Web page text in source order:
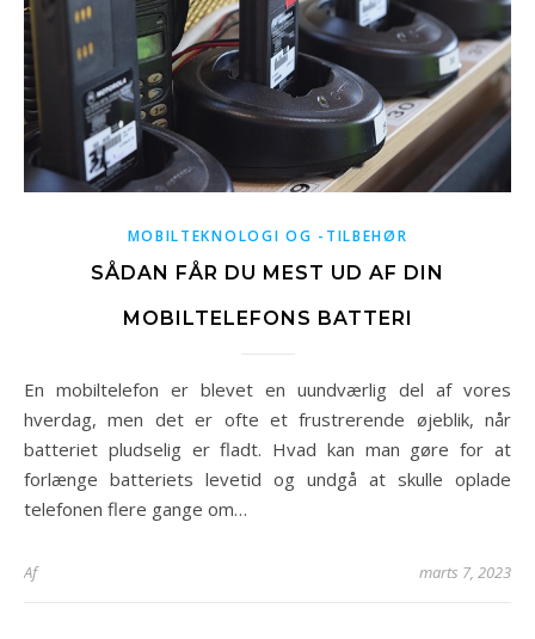
MOBILTEKNOLOGI OG -TILBEHØR
SÅDAN FÅR DU MEST UD AF DIN
MOBILTELEFONS BATTERI
En mobiltelefon er blevet en uundværlig del af vores
hverdag, men det er ofte et frustrerende øjeblik, når
batteriet pludselig er fladt. Hvad kan man gøre for at
forlænge batteriets levetid og undgå at skulle oplade
telefonen flere gange om…
Af marts 7, 2023